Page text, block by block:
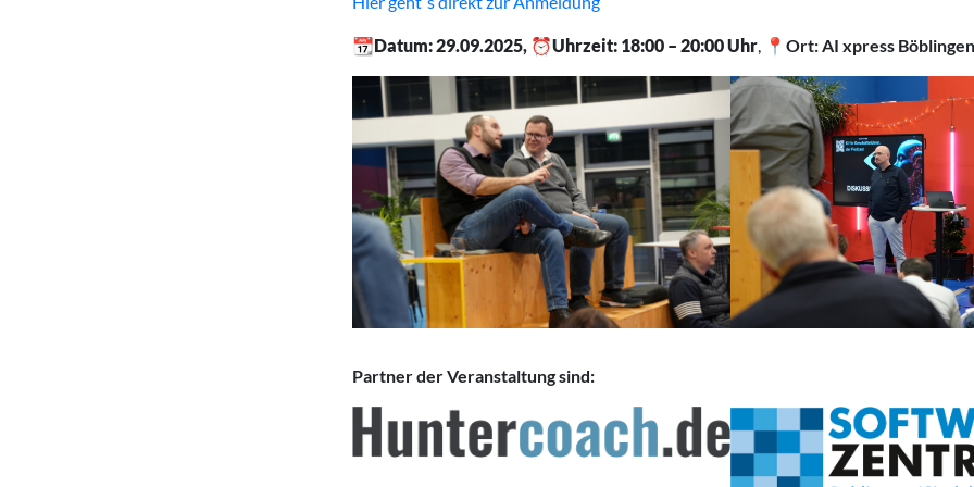
📆Datum: 29.09.2025, ⏰Uhrzeit: 18:00 – 20:00 Uhr, 📍Ort: AI xpress Böblingen
Partner der Veranstaltung sind: